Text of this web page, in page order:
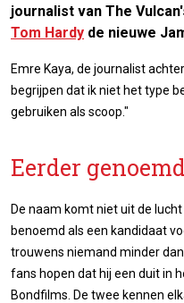
journalist van The
Tom Hardy de nieuwe
Emre Kaya, de journalist
begrijpen dat ik niet het type
gebruiken als scoop."
Eerder genoemd
De naam komt niet uit de
benoemd als een kandidaat
trouwens niemand minder
fans hopen dat hij een duit in
Bondfilms. De twee kennen